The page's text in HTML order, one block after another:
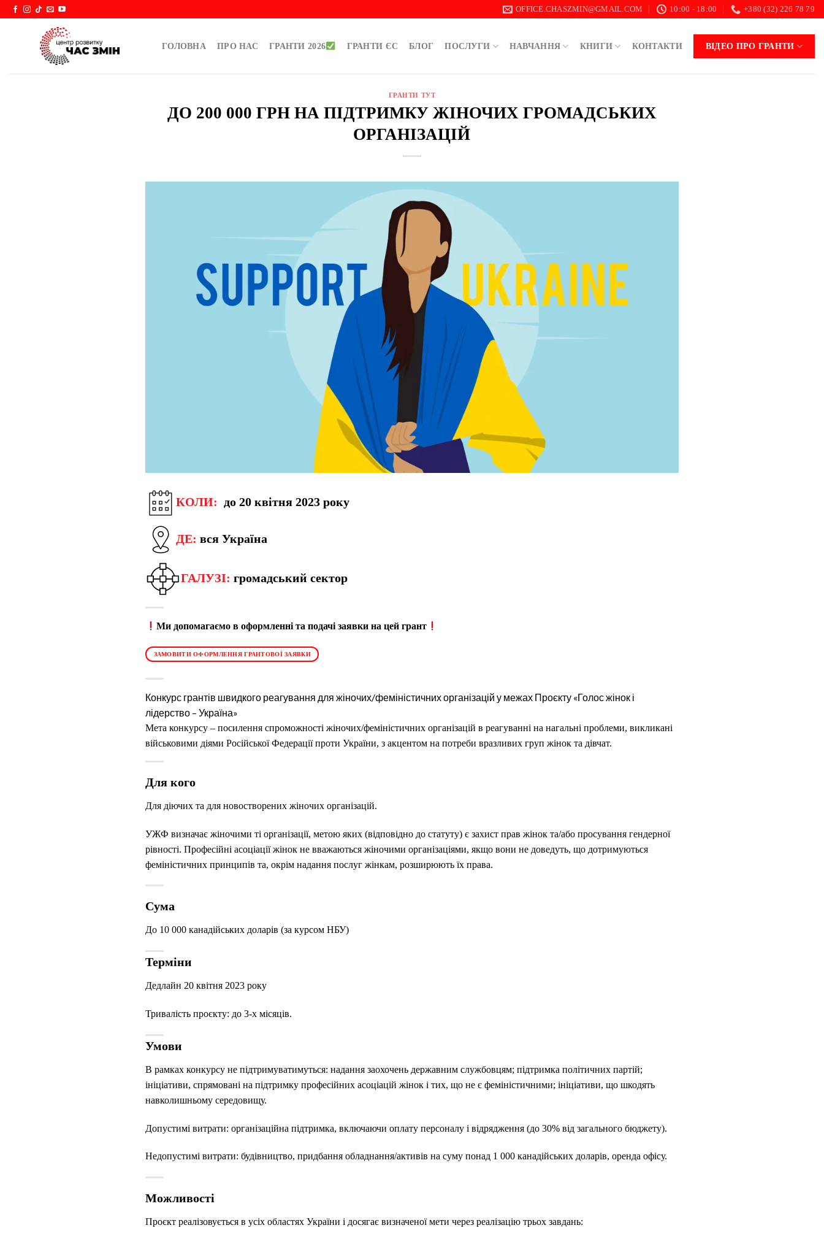
Skip
OFFICE.CHASZMIN@GMAIL.COM 10:00 - 18:00 +380 (32) 226 78 79
ГОЛОВНА ПРО НАС ГРАНТИ 2026 ГРАНТИ ЄС БЛОГ ПОСЛУГИ НАВЧАННЯ КНИГИ КОНТАКТИ ВІДЕО ПРО ГРАНТИ
ГРАНТИ ТУТ
ДО 200 000 ГРН НА ПІДТРИМКУ ЖІНОЧИХ ГРОМАДСЬКИХ
ОРГАНІЗАЦІЙ
КОЛИ: до 20 квітня 2023 року
ДЕ: вся Україна
ГАЛУЗІ: громадський сектор
Ми допомагаємо в оформленні та подачі заявки на цей грант
ЗАМОВИТИ ОФОРМЛЕННЯ ГРАНТОВОЇ ЗАЯВКИ
Конкурс грантів швидкого реагування для жіночих/феміністичних організацій у межах Проєкту «Голос жінок і
лідерство – Україна»
Мета конкурсу – посилення спроможності жіночих/феміністичних організацій в реагуванні на нагальні проблеми, викликані
військовими діями Російської Федерації проти України, з акцентом на потреби вразливих груп жінок та дівчат.
Для кого
Для діючих та для новостворених жіночих організацій.
УЖФ визначає жіночими ті організації, метою яких (відповідно до статуту) є захист прав жінок та/або просування гендерної
рівності. Професійні асоціації жінок не вважаються жіночими організаціями, якщо вони не доведуть, що дотримуються
феміністичних принципів та, окрім надання послуг жінкам, розширюють їх права.
Сума
До 10 000 канадійських доларів (за курсом НБУ)
Терміни
Дедлайн 20 квітня 2023 року
Тривалість проєкту: до 3-х місяців.
Умови
В рамках конкурсу не підтримуватимуться: надання заохочень державним службовцям; підтримка політичних партій;
ініціативи, спрямовані на підтримку професійних асоціацій жінок і тих, що не є феміністичними; ініціативи, що шкодять
навколишньому середовищу.
Допустимі витрати: організаційна підтримка, включаючи оплату персоналу і відрядження (до 30% від загального бюджету).
Недопустимі витрати: будівництво, придбання обладнання/активів на суму понад 1 000 канадійських доларів, оренда офісу.
Можливості
Проєкт реалізовується в усіх областях України і досягає визначеної мети через реалізацію трьох завдань: